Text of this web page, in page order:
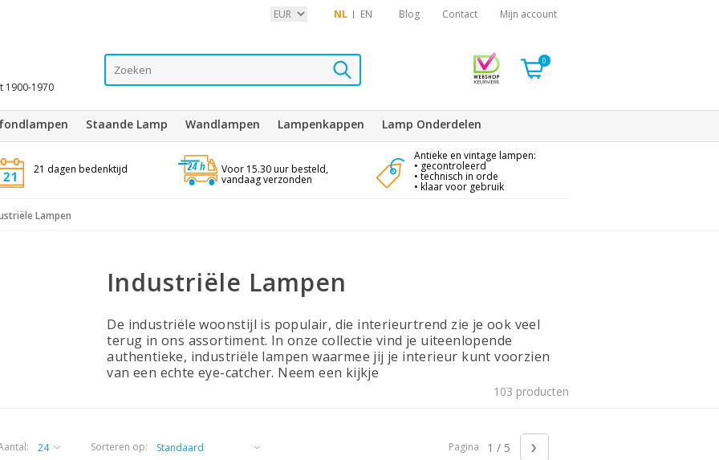
NL EN Blog Contact Mijn account
1900-1970
0
Staande Lamp Wandlampen Lampenkappen Lamp Onderdelen
21 dagen bedenktijd Voor 15.30 uur besteld,
vandaag verzonden
Antieke en vintage lampen:
• gecontroleerd
• technisch in orde
• klaar voor gebruik
Lampen
Industriële Lampen
De industriële woonstijl is populair, die interieurtrend zie je ook veel
terug in ons assortiment. In onze collectie vind je uiteenlopende
authentieke, industriële lampen waarmee jij je interieur kunt voorzien
van een echte eye-catcher. Neem een kijkje
103 producten
1 / 5 ›
Pagina
Sorteren op: